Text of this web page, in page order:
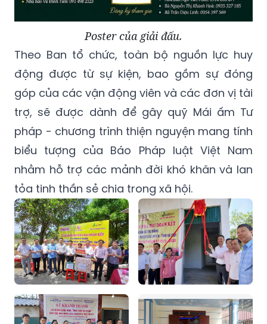
Poster của giải đấu.
Theo Ban tổ chức, toàn bộ nguồn lực huy
động được từ sự kiện, bao gồm sự đóng
góp của các vận động viên và các đơn vị tài
trợ, sẽ được dành để gây quỹ Mái ấm Tư
pháp - chương trình thiện nguyện mang tính
biểu tượng của Báo Pháp luật Việt Nam
nhằm hỗ trợ các mảnh đời khó khăn và lan
tỏa tinh thần sẻ chia trong xã hội.